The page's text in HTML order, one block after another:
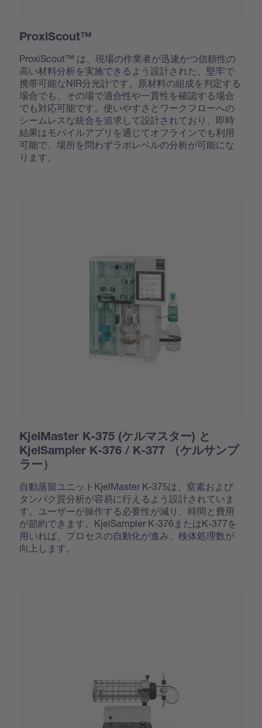
ProxiScout™
ProxiScout™ は、現場の作業者が迅速かつ信頼性の
高い材料分析を実施できるよう設計された、堅牢で
携帯可能なNIR分光計です。原材料の組成を判定する
場合でも、その場で適合性や一貫性を確認する場合
でも対応可能です。使いやすさとワークフローへの
シームレスな統合を追求して設計されており、即時
結果はモバイルアプリを通じてオフラインでも利用
可能で、場所を問わずラボレベルの分析が可能にな
ります。
KjelMaster K-375 (ケルマスター) と
KjelSampler K-376 / K-377 （ケルサンプ
ラー）
自動蒸留ユニットKjelMaster K-375は、窒素および
タンパク質分析が容易に行えるよう設計されていま
す。ユーザーが操作する必要性が減り、時間と費用
が節約できます。KjelSampler K-376またはK-377を
用いれば、プロセスの自動化が進み、検体処理数が
向上します。